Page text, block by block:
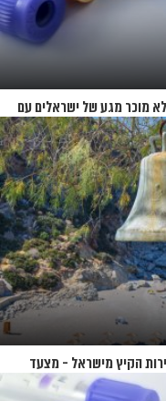
מוכר מגע של ישראלים עם
הקיץ מישראל - מצעד